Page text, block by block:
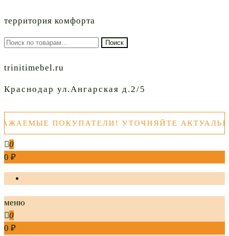
территория комфорта
Искать: Поиск
trinitimebel.ru
Краснодар ул.Ангарская д.2/5
УТОЧНЯЙТЕ АКТУАЛЬНЫЕ ЦЕНЫ
0
0 ₽
меню
0
0 ₽